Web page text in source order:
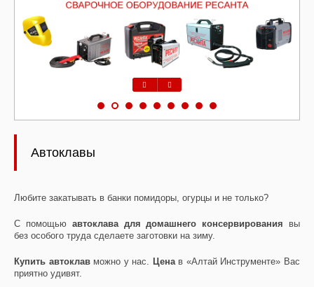
Автоклавы
Любите закатывать в банки помидоры, огурцы и не только?
С помощью автоклава для домашнего консервирования вы
без особого труда сделаете заготовки на зиму.
Купить автоклавможно у нас. Ценав «Алтай Инструменте» Вас
приятно удивят.